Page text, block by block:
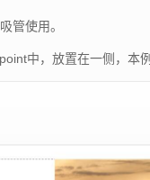
管使用。
中，放置在一侧，本